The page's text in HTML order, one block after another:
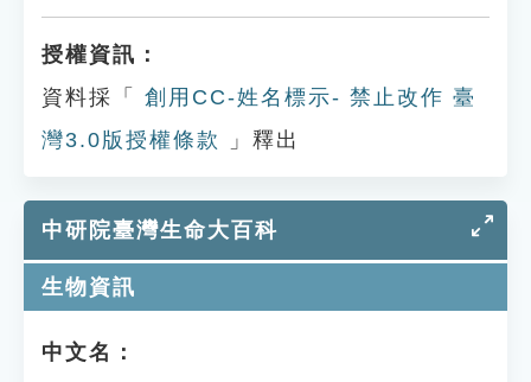
授權資訊：
資料採「
創用CC-姓名標示- 禁止改作 臺
灣3.0版授權條款
」釋出
中研院臺灣生命大百科
生物資訊
中文名：